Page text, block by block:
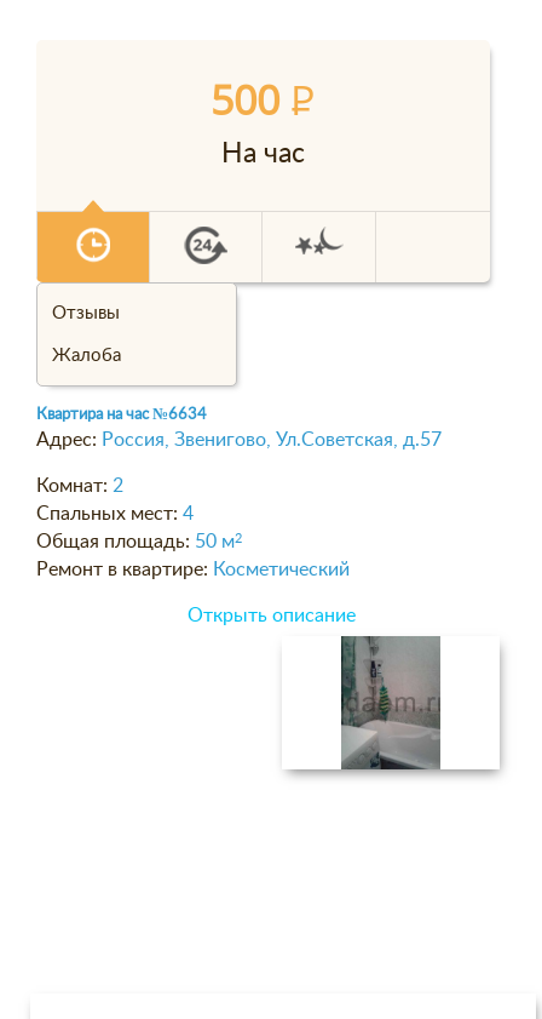
500P
На час
Отзывы
Жалоба
Квартира на час№6634
Адрес: Россия, Звенигово, Ул.Советская, д.57
Комнат: 2
Спальных мест: 4
Общая площадь: 50 м2
Ремонт в квартире: Косметический
Открыть описание